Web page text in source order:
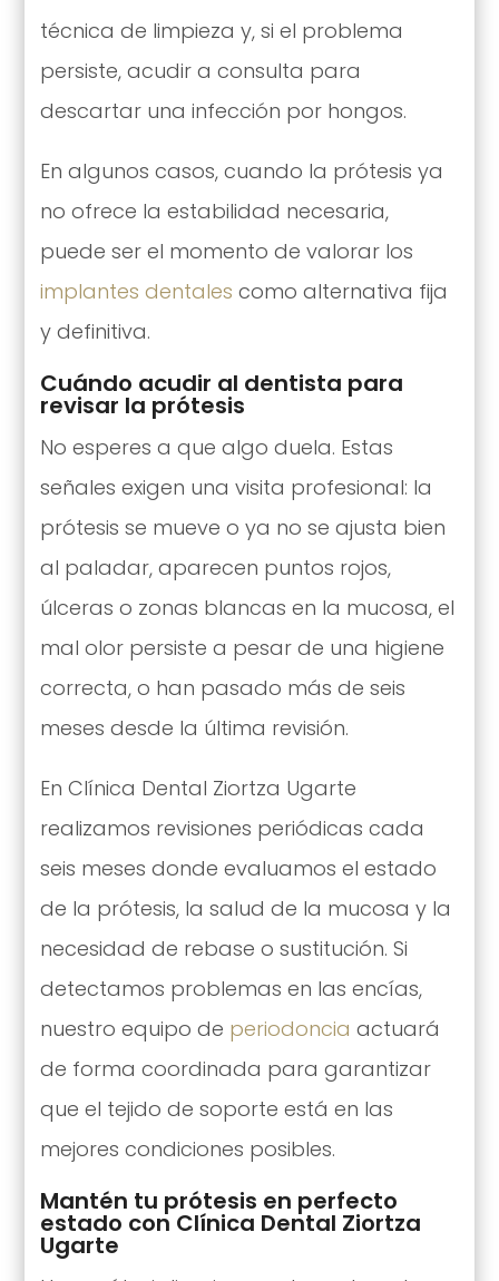
técnica de limpieza y, si el problema
persiste, acudir a consulta para
descartar una infección por hongos.
En algunos casos, cuando la prótesis ya
no ofrece la estabilidad necesaria,
puede ser el momento de valorar los
implantes dentales como alternativa fija
y definitiva.
Cuándo acudir al dentista para
revisar la prótesis
No esperes a que algo duela. Estas
señales exigen una visita profesional: la
prótesis se mueve o ya no se ajusta bien
al paladar, aparecen puntos rojos,
úlceras o zonas blancas en la mucosa, el
mal olor persiste a pesar de una higiene
correcta, o han pasado más de seis
meses desde la última revisión.
En Clínica Dental Ziortza Ugarte
realizamos revisiones periódicas cada
seis meses donde evaluamos el estado
de la prótesis, la salud de la mucosa y la
necesidad de rebase o sustitución. Si
detectamos problemas en las encías,
nuestro equipo de periodoncia actuará
de forma coordinada para garantizar
que el tejido de soporte está en las
mejores condiciones posibles.
Mantén tu prótesis en perfecto
estado con Clínica Dental Ziortza
Ugarte